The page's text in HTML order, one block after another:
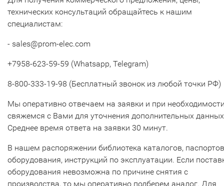
технических консультаций обращайтесь к нашим
специалистам:
- sales@prom-elec.com
+7958-623-59-59 (Whatsapp, Telegram)
8-800-333-19-98 (Бесплатный звонок из любой точки РФ)
Мы оперативно отвечаем на заявки и при
свяжемся с Вами для уточнения дополнительных
Среднее время ответа на заявки 30 минут.
В нашем распоряжении библиотека каталогов, паспортов
оборудования, инструкций по эксплуатации. Если
оборудования невозможна по причине снятия с
производства, то мы оперативно подберем аналог. Для